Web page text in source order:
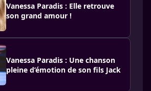
Vanessa Paradis : Elle retrouve
son grand amour !
Vanessa Paradis : Une chanson
pleine d’émotion de son fils Jack